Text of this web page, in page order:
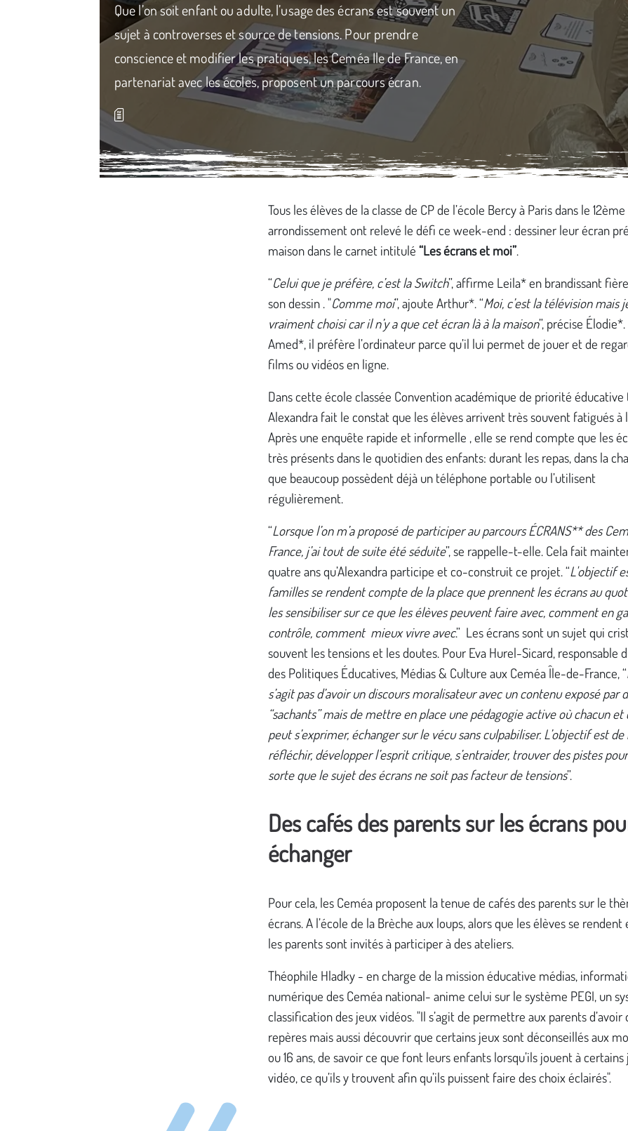
Que l’on soit enfant ou adulte, l’usage des écrans est souvent un
sujet à controverses et source de tensions. Pour prendre
conscience et modifier les pratiques, les Ceméa Ile de France, en
partenariat avec les écoles, proposent un parcours écran.
Tous les élèves de la classe de CP de l’école Bercy à Paris dans le 12ème
arrondissement ont relevé le défi ce week-end : dessiner leur écran
maison dans le carnet intitulé “Les écrans et moi”.
“Celui que je préfère, c’est la Switch”, affirme Leila* en brandissant
son dessin . "Comme moi”, ajoute Arthur*. “Moi, c’est la télévision mais
vraiment choisi car il n’y a que cet écran là à la maison”, précise Élodie*.
Amed*, il préfère l’ordinateur parce qu’il lui permet de jouer et de
films ou vidéos en ligne.
Dans cette école classée Convention académique de priorité éducative
Alexandra fait le constat que les élèves arrivent très souvent fatigués à
Après une enquête rapide et informelle , elle se rend compte que les
très présents dans le quotidien des enfants: durant les repas, dans la
que beaucoup possèdent déjà un téléphone portable ou l’utilisent
régulièrement.
“Lorsque l’on m’a proposé de participer au parcours ÉCRANS** des
France, j’ai tout de suite été séduite”, se rappelle-t-elle. Cela fait
quatre ans qu’Alexandra participe et co-construit ce projet. “L'objectif
familles se rendent compte de la place que prennent les écrans au
les sensibiliser sur ce que les élèves peuvent faire avec, comment en
contrôle, comment mieux vivre avec.” Les écrans sont un sujet qui
souvent les tensions et les doutes. Pour Eva Hurel-Sicard, responsable
des Politiques Éducatives, Médias & Culture aux Ceméa Île-de-France, “
s’agit pas d’avoir un discours moralisateur avec un contenu exposé par
“sachants” mais de mettre en place une pédagogie active où chacun et
peut s’exprimer, échanger sur le vécu sans culpabiliser. L’objectif est
réfléchir, développer l’esprit critique, s’entraider, trouver des pistes
sorte que le sujet des écrans ne soit pas facteur de tensions”.
Des cafés des parents sur les écrans
échanger
Pour cela, les Ceméa proposent la tenue de cafés des parents sur le
écrans. A l’école de la Brèche aux loups, alors que les élèves se rendent
les parents sont invités à participer à des ateliers.
Théophile Hladky - en charge de la mission éducative médias,
numérique des Ceméa national- anime celui sur le système PEGI, un
classification des jeux vidéos. "Il s’agit de permettre aux parents d’avoir
repères mais aussi découvrir que certains jeux sont déconseillés aux
ou 16 ans, de savoir ce que font leurs enfants lorsqu’ils jouent à certains
vidéo, ce qu’ils y trouvent afin qu’ils puissent faire des choix éclairés".